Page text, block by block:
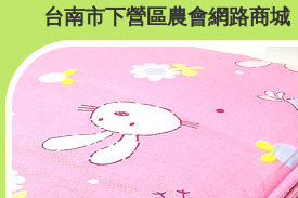
台南市下營區農會網路商城